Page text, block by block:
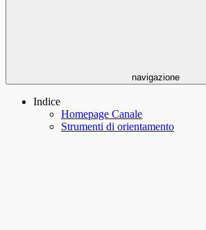
navigazione
Indice
Homepage Canale
Strumenti di orientamento